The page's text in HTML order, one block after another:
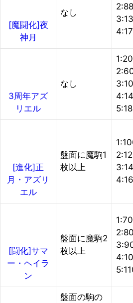
[魔闘化]夜
神月
なし
3周年アズ
リエル
なし
[進化]正
月・アズリ
エル
盤面に魔駒1
枚以上
[闘化]サマ
ー・ヘイラ
ン
盤面に魔駒2
枚以上
盤面の駒の